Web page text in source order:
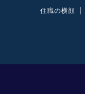
住職の横顔